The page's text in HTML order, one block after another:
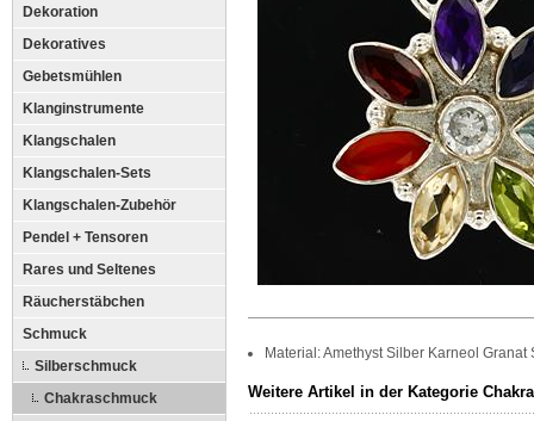
Dekoration
Dekoratives
Gebetsmühlen
Klanginstrumente
Klangschalen
Klangschalen-Sets
Klangschalen-Zubehör
Pendel + Tensoren
Rares und Seltenes
Räucherstäbchen
Schmuck
Silberschmuck
Chakraschmuck
Material: Amethyst Silber Karneol
Weitere Artikel in der Kategorie